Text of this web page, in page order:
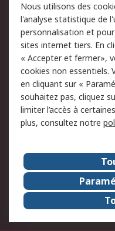
du site
Politique de
des données - Mise à
jour
Conditions
de vente
Campagnes
A propos de RS
A propos de RS
Le groupe RS Group
RS dans le monde
Nous rejoindre
Nous utilisons des
l'analyse statistique de
personnalisation et pour
sites internet tiers. En
« Accepter et fermer»,
cookies non essentiels.
en cliquant sur «
souhaitez pas, cliquez
limiter l’accès à
plus, consultez notre